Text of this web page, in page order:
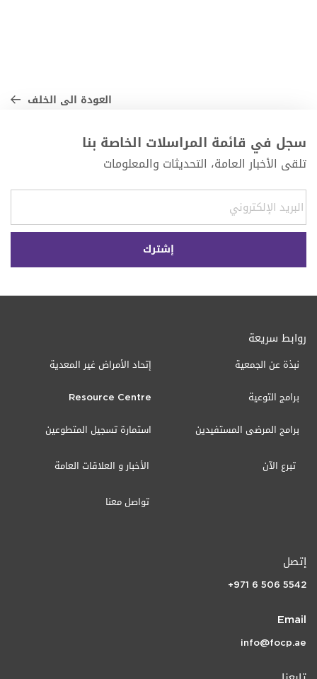
العودة الى الخلف
سجل في قائمة المراسلات الخاصة بنا
تلقى الأخبار العامة، التحديثات والمعلومات
روابط سريعة
نبذة عن الجمعية
برامج التوعية
برامج المرضى المستفيدين
إتحاد الأمراض غير المعدية
Resource Centre
استمارة تسجيل المتطوعين
الأخبار و العلاقات العامة تبرع الآن
تواصل معنا
إتصل
+971 6 506 5542
Email
info@focp.ae